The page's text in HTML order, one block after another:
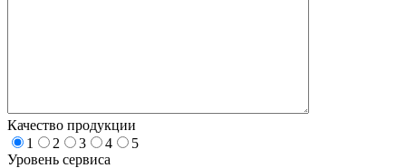
Качество продукции
1
2 3 4
5
Уровень сервиса